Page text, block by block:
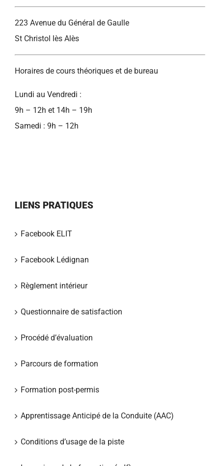
223 Avenue du Général de Gaulle
St Christol lès Alès
Horaires de cours théoriques et de bureau
Lundi au Vendredi :
9h – 12h et 14h – 19h
Samedi : 9h – 12h
LIENS PRATIQUES
Facebook ELIT
Facebook Lédignan
Règlement intérieur
Questionnaire de satisfaction
Procédé d’évaluation
Parcours de formation
Formation post-permis
Apprentissage Anticipé de la Conduite (AAC)
Conditions d’usage de la piste